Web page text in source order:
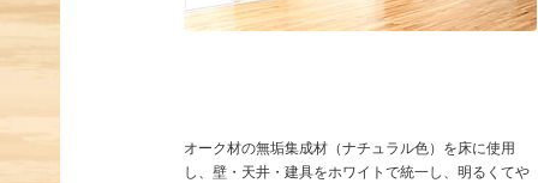
オーク材の無垢集成材（ナチュラル色）を床に使用
し、壁・天井・建具をホワイトで統一し、明るくてや